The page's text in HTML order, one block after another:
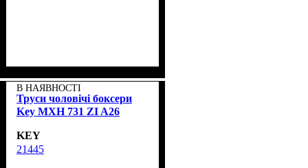
В НАЯВНОСТІ
Труси чоловічі боксери
Key MXH 731 ZI A26
KEY
21445